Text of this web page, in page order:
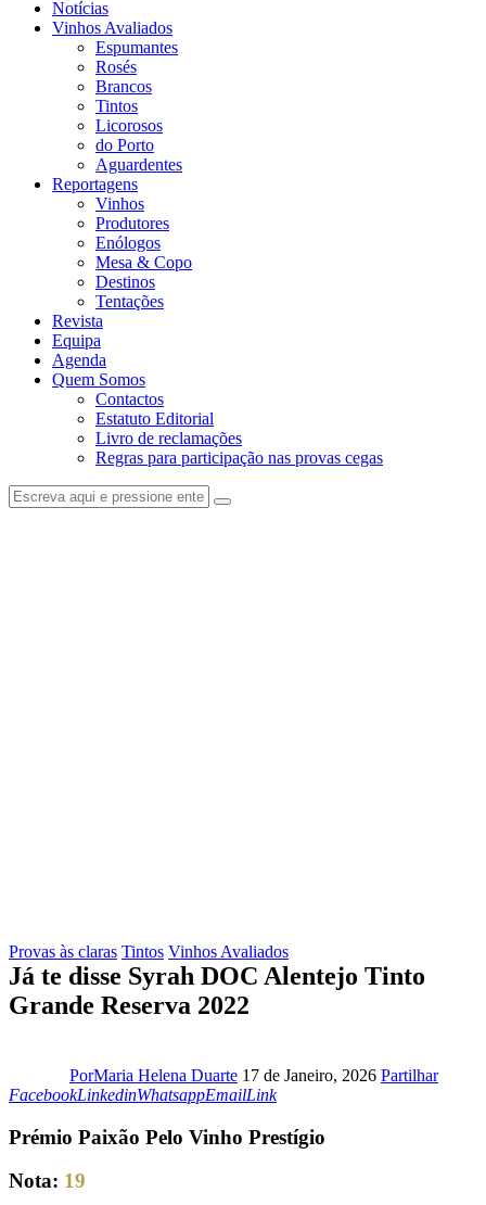
Notícias
Vinhos Avaliados
Espumantes
Rosés
Brancos
Tintos
Licorosos
do Porto
Aguardentes
Reportagens
Vinhos
Produtores
Enólogos
Mesa & Copo
Destinos
Tentações
Revista
Equipa
Agenda
Quem Somos
Contactos
Estatuto Editorial
Livro de reclamações
Regras para participação nas provas cegas
Provas às claras Tintos Vinhos Avaliados
Já te disse Syrah DOC Alentejo Tinto
Grande Reserva 2022
PorMaria Helena Duarte 17 de Janeiro, 2026 Partilhar
FacebookLinkedin
LinkedinWhatsapp
WhatsappEmail
EmailCopy
to
clipboard
Link
Prémio Paixão Pelo Vinho Prestígio
Nota: 19